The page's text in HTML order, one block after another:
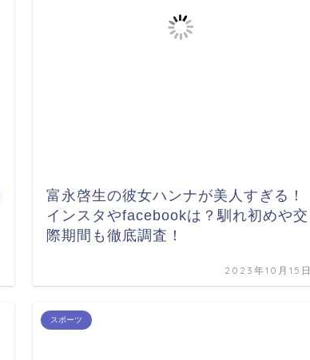
富永啓生の彼女ハンナが美人すぎる！
インスタやfacebookは？馴れ初めや交
際期間も徹底調査！
2023年10月15日
スポーツ